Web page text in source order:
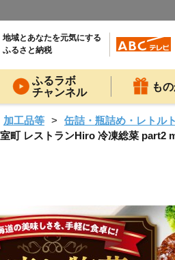
地域とあなたを元気にする
ふるさと納税
ふるラボ
チャンネル
も
加工品等
缶詰・瓶詰め・レトルト
室町 レストランHiro 冷凍総菜